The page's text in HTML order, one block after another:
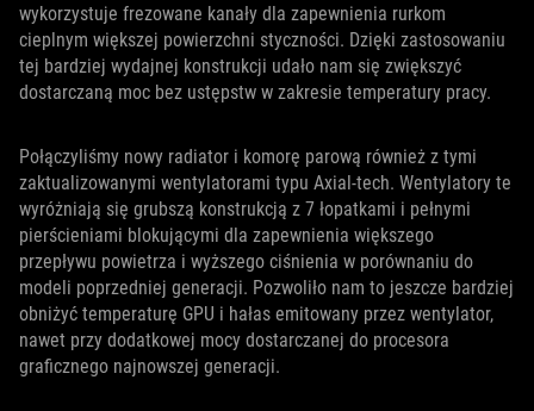
wykorzystuje frezowane kanały dla zapewnienia rurkom
cieplnym większej powierzchni styczności. Dzięki zastosowaniu
tej bardziej wydajnej konstrukcji udało nam się zwiększyć
dostarczaną moc bez ustępstw w zakresie temperatury pracy.
Połączyliśmy nowy radiator i komorę parową również z tymi
zaktualizowanymi wentylatorami typu Axial-tech. Wentylatory te
wyróżniają się grubszą konstrukcją z 7 łopatkami i pełnymi
pierścieniami blokującymi dla zapewnienia większego
przepływu powietrza i wyższego ciśnienia w porównaniu do
modeli poprzedniej generacji. Pozwoliło nam to jeszcze bardziej
obniżyć temperaturę GPU i hałas emitowany przez wentylator,
nawet przy dodatkowej mocy dostarczanej do procesora
graficznego najnowszej generacji.